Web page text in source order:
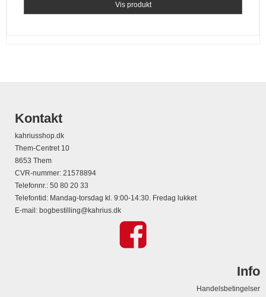
Vis produkt
Kontakt
kahriusshop.dk
Them-Centret 10
8653 Them
CVR-nummer: 21578894
Telefonnr.: 50 80 20 33
Telefontid: Mandag-torsdag kl. 9:00-14:30. Fredag lukket
E-mail : bogbestilling@kahrius.dk
Info
Handelsbetingelser